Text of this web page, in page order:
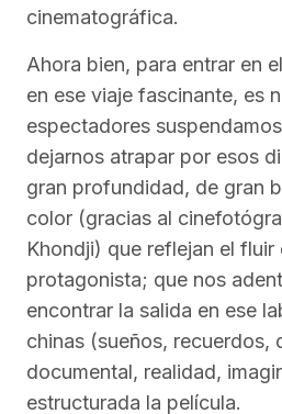
cinematográfica.
Ahora bien, para entrar en
en ese viaje fascinante, es
espectadores
dejarnos atrapar por esos
gran profundidad, de gran
color (gracias al
Khondji) que reflejan el
protagonista; que nos
encontrar la salida en ese
chinas (sueños, recuerdos,
documental, realidad,
estructurada la película.